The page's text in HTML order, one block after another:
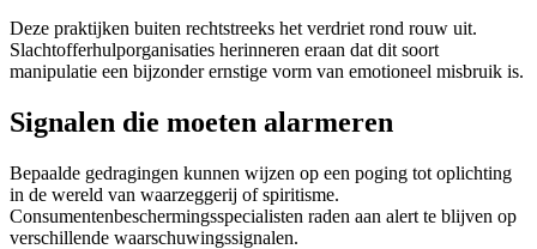
Deze praktijken buiten rechtstreeks het verdriet rond rouw uit.
Slachtofferhulporganisaties herinneren eraan dat dit soort
manipulatie een bijzonder ernstige vorm van emotioneel misbruik is.
Signalen die moeten alarmeren
Bepaalde gedragingen kunnen wijzen op een poging tot oplichting
in de wereld van waarzeggerij of spiritisme.
Consumentenbeschermingsspecialisten raden aan alert te blijven op
verschillende waarschuwingssignalen.